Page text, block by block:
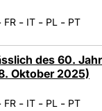
FR - IT - PL - PT
des 60.
Oktober 2025)
FR - IT - PL - PT